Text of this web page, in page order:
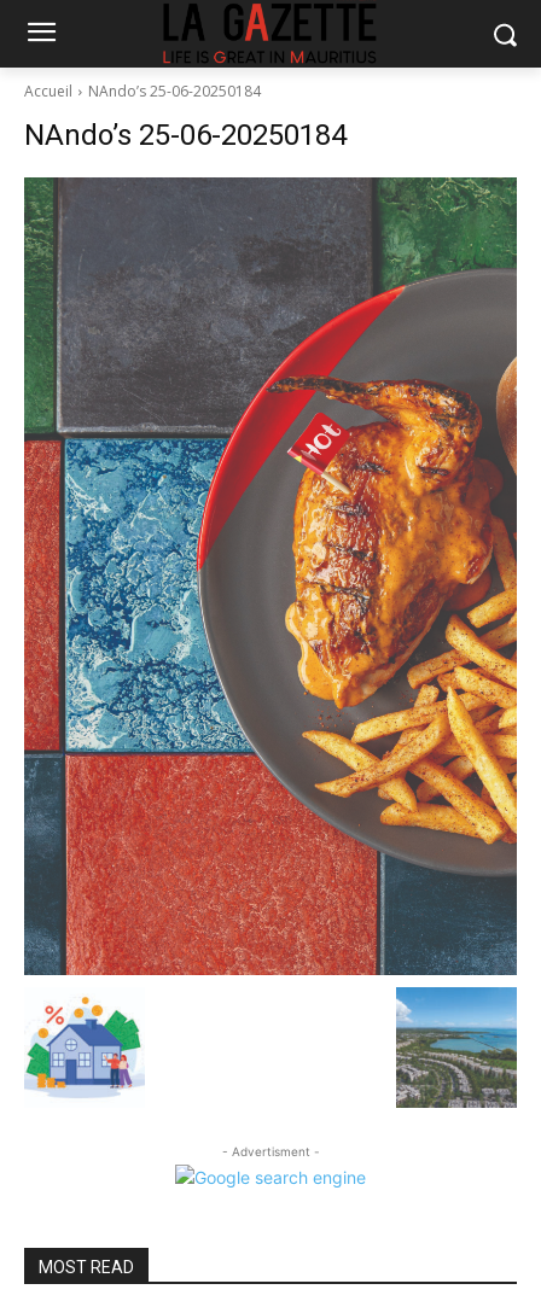
Accueil NAndo’s 25-06-20250184
NAndo’s 25-06-20250184
- Advertisment -
MOST READ